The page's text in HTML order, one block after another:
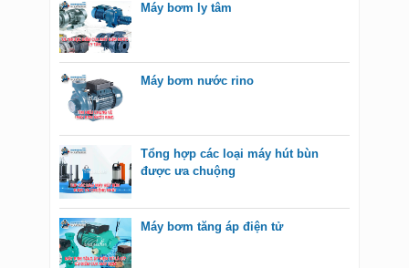
Máy bơm ly tâm
Máy bơm nước rino
Tổng hợp các loại máy hút bùn
được ưa chuộng
Máy bơm tăng áp điện tử